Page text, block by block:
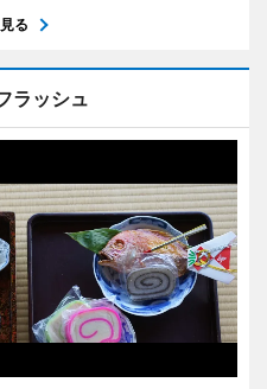
る
ラッシュ